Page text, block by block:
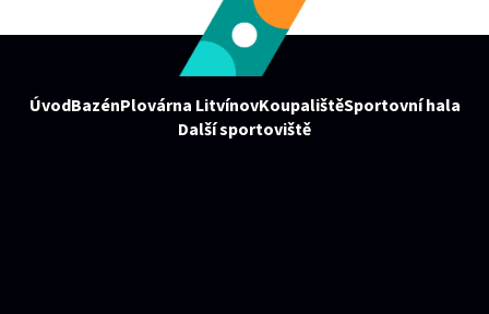
ÚvodBazénPlovárna LitvínovKoupalištěSportovní hala
Další sportoviště